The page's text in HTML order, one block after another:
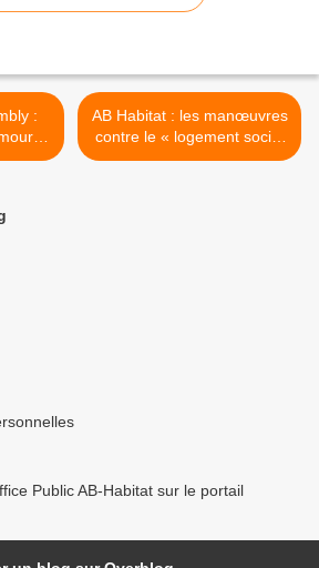
autre
AB Habitat : les manœuvres
contre le « logement social
» de proximité continuent…
Public AB-Habitat sur le portail